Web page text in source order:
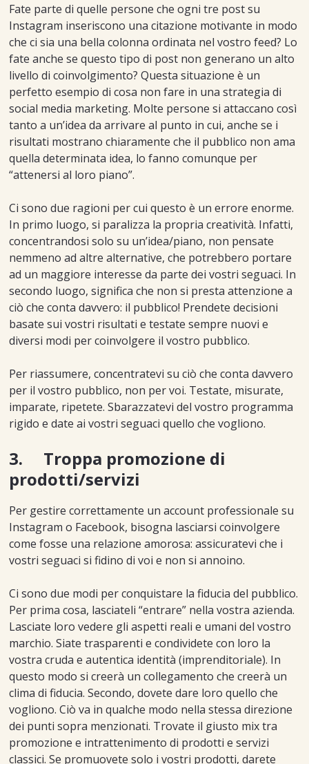
Fate parte di quelle persone che ogni tre post su
Instagram inseriscono una citazione motivante in modo
che ci sia una bella colonna ordinata nel vostro feed? Lo
fate anche se questo tipo di post non generano un alto
livello di coinvolgimento? Questa situazione è un
perfetto esempio di cosa non fare in una strategia di
social media marketing. Molte persone si attaccano così
tanto a un’idea da arrivare al punto in cui, anche se i
risultati mostrano chiaramente che il pubblico non ama
quella determinata idea, lo fanno comunque per
“attenersi al loro piano”.
Ci sono due ragioni per cui questo è un errore enorme.
In primo luogo, si paralizza la propria creatività. Infatti,
concentrandosi solo su un’idea/piano, non pensate
nemmeno ad altre alternative, che potrebbero portare
ad un maggiore interesse da parte dei vostri seguaci. In
secondo luogo, significa che non si presta attenzione a
ciò che conta davvero: il pubblico! Prendete decisioni
basate sui vostri risultati e testate sempre nuovi e
diversi modi per coinvolgere il vostro pubblico.
Per riassumere, concentratevi su ciò che conta davvero
per il vostro pubblico, non per voi. Testate, misurate,
imparate, ripetete. Sbarazzatevi del vostro programma
rigido e date ai vostri seguaci quello che vogliono.
3. Troppa promozione di
prodotti/servizi
Per gestire correttamente un account professionale su
Instagram o Facebook, bisogna lasciarsi coinvolgere
come fosse una relazione amorosa: assicuratevi che i
vostri seguaci si fidino di voi e non si annoino.
Ci sono due modi per conquistare la fiducia del pubblico.
Per prima cosa, lasciateli “entrare” nella vostra azienda.
Lasciate loro vedere gli aspetti reali e umani del vostro
marchio. Siate trasparenti e condividete con loro la
vostra cruda e autentica identità (imprenditoriale). In
questo modo si creerà un collegamento che creerà un
clima di fiducia. Secondo, dovete dare loro quello che
vogliono. Ciò va in qualche modo nella stessa direzione
dei punti sopra menzionati. Trovate il giusto mix tra
promozione e intrattenimento di prodotti e servizi
classici. Se promuovete solo i vostri prodotti, darete